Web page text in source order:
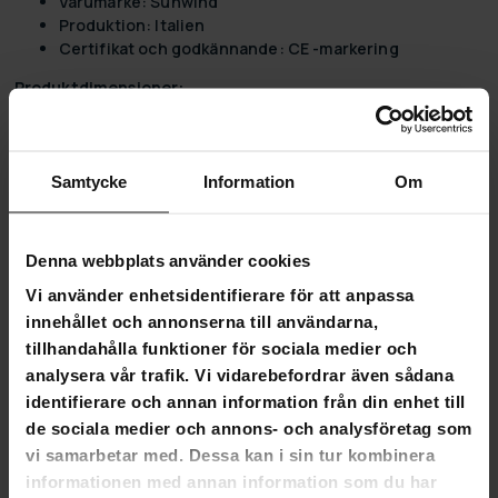
Samtycke Information Om
Denna webbplats använder cookies
Vi använder enhetsidentifierare för att anpassa
innehållet och annonserna till användarna,
tillhandahålla funktioner för sociala medier och
analysera vår trafik. Vi vidarebefordrar även sådana
identifierare och annan information från din enhet till
de sociala medier och annons- och analysföretag som
vi samarbetar med. Dessa kan i sin tur kombinera
informationen med annan information som du har
Produktion: Italien
Certifikat och godkännande: CE -markering
Produktdimensioner:
Djup (cm): 43.5
Produktvikt (KG): 11
Färg: Svart
Material: Metall
Kraft (W): 4 200
Inkluderar fjärrkontroll: Nej
Värmartyp: Gasvärmare
Fjärrkontroll: Nej
Garantitid: 2 år
Snabb värme
Med en termostat som underlättar underhållet av
standardtemperaturen